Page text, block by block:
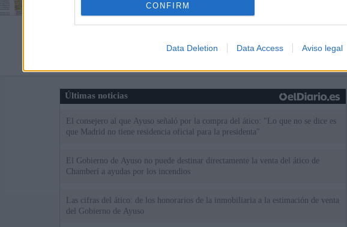
CONFIRM
Data Deletion Data Access Aviso legal
Últimas noticias
El consejero al que Ayuso señaló por la compra del ático: "Lo que no se dice es
que Madrid no tiene residencia oficial para la presidenta"
El Gobierno de Ayuso no puede destinar directamente la venta del ático de
Chamberí a ayudas por los incendios
Las cifras del ático: de los honorarios de la inmobiliaria a la estimación de venta
del Gobierno de Ayuso